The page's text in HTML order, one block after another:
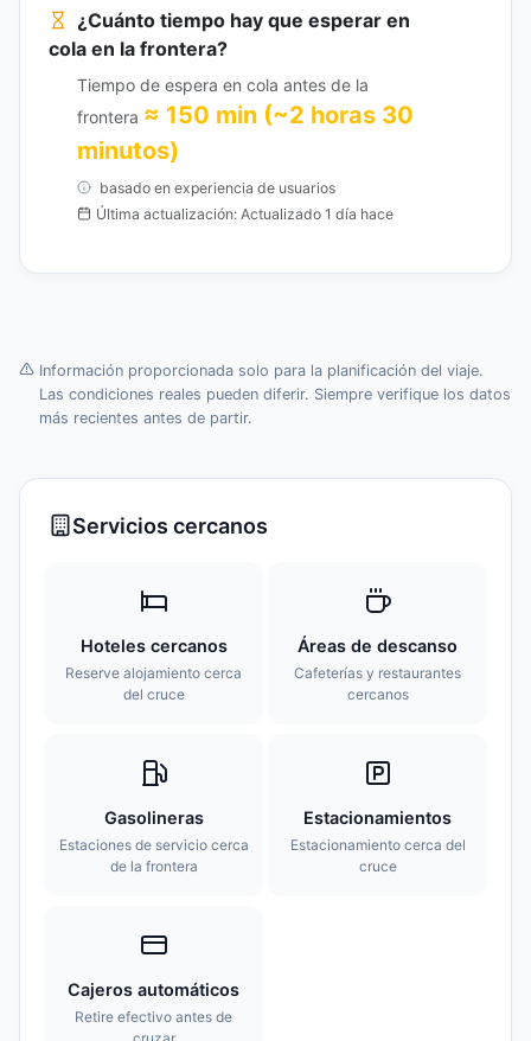
¿Cuánto tiempo hay que esperar en
cola en la frontera?
Tiempo de espera en cola antes de la
frontera ≈ 150 min (~2 horas 30
minutos)
basado en experiencia de usuarios
Última actualización: Actualizado 1 día hace
Información proporcionada solo para la planificación del viaje.
Las condiciones reales pueden diferir. Siempre verifique los datos
más recientes antes de partir.
Servicios cercanos
Hoteles cercanos
Reserve alojamiento cerca
del cruce
Áreas de descanso
Cafeterías y restaurantes
cercanos
Gasolineras
Estaciones de servicio cerca
de la frontera
Estacionamientos
Estacionamiento cerca del
cruce
Cajeros automáticos
Retire efectivo antes de